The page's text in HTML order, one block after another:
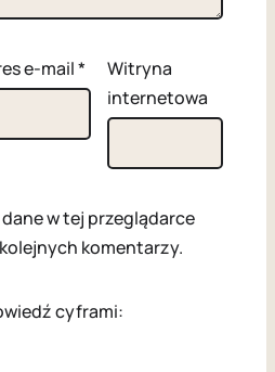
e-mail*
Witryna
internetowa
w tej przeglądarce
komentarzy.
cyframi: